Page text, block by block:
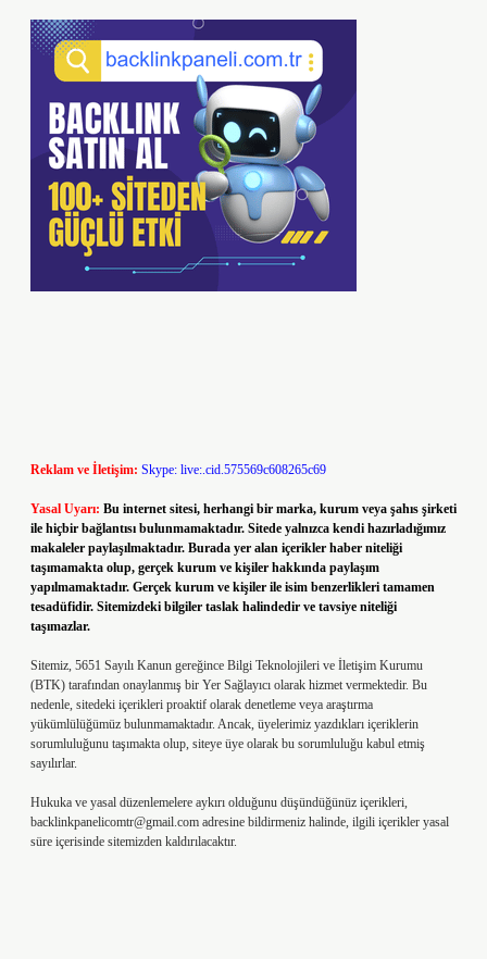
Reklam ve İletişim: Skype: live:.cid.575569c608265c69
Yasal Uyarı: Bu internet sitesi, herhangi bir marka, kurum veya şahıs şirketi
ile hiçbir bağlantısı bulunmamaktadır. Sitede yalnızca kendi hazırladığımız
makaleler paylaşılmaktadır. Burada yer alan içerikler haber niteliği
taşımamakta olup, gerçek kurum ve kişiler hakkında paylaşım
yapılmamaktadır. Gerçek kurum ve kişiler ile isim benzerlikleri tamamen
tesadüfidir. Sitemizdeki bilgiler taslak halindedir ve tavsiye niteliği
taşımazlar.
Sitemiz, 5651 Sayılı Kanun gereğince Bilgi Teknolojileri ve İletişim Kurumu
(BTK) tarafından onaylanmış bir Yer Sağlayıcı olarak hizmet vermektedir. Bu
nedenle, sitedeki içerikleri proaktif olarak denetleme veya araştırma
yükümlülüğümüz bulunmamaktadır. Ancak, üyelerimiz yazdıkları içeriklerin
sorumluluğunu taşımakta olup, siteye üye olarak bu sorumluluğu kabul etmiş
sayılırlar.
Hukuka ve yasal düzenlemelere aykırı olduğunu düşündüğünüz içerikleri,
backlinkpanelicomtr@gmail.com adresine bildirmeniz halinde, ilgili içerikler yasal
süre içerisinde sitemizden kaldırılacaktır.